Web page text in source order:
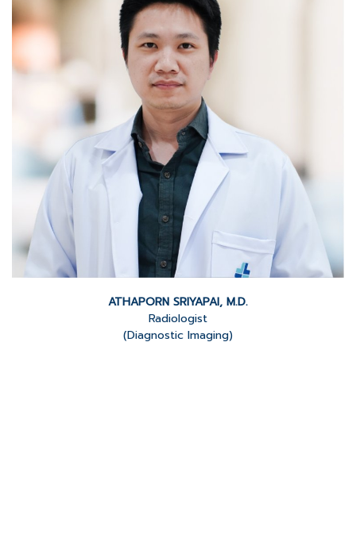
ATHAPORN SRIYAPAI, M.D.
Radiologist
(Diagnostic Imaging)